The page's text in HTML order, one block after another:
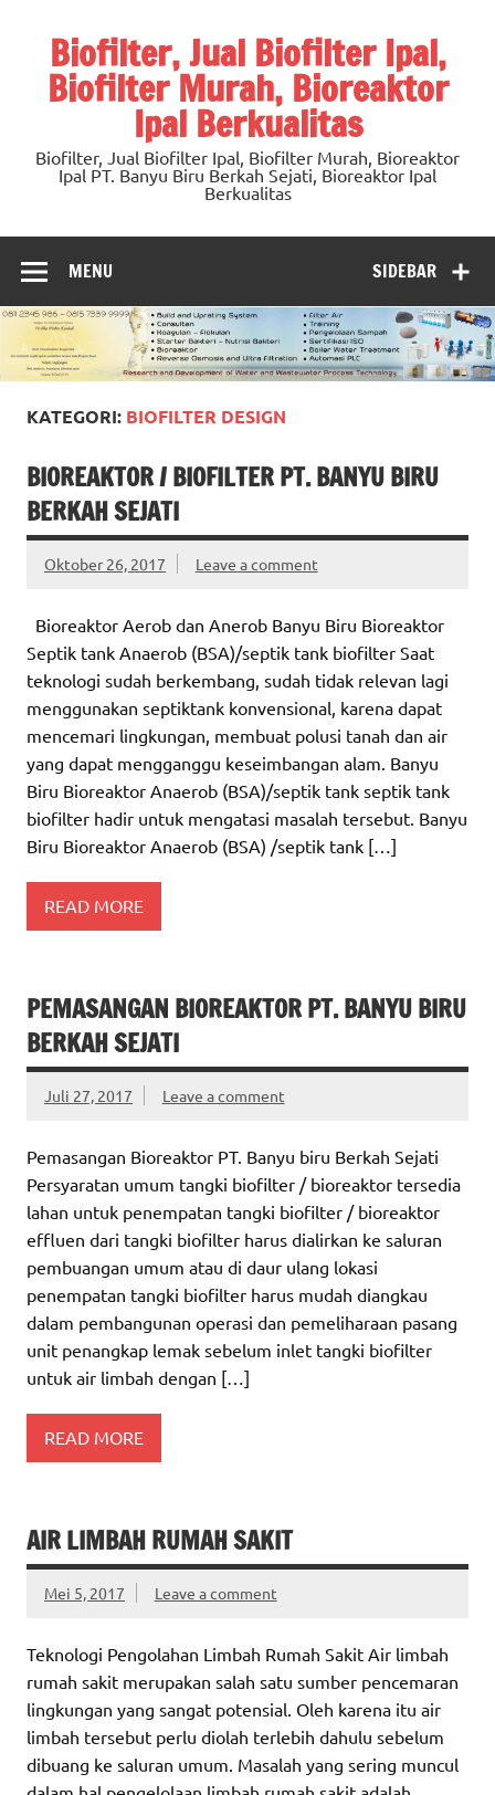
contentBiofilter, Jual Biofilter Ipal,
Biofilter Murah, Bioreaktor
Ipal Berkualitas
Biofilter, Jual Biofilter Ipal, Biofilter Murah, Bioreaktor
Ipal PT. Banyu Biru Berkah Sejati, Bioreaktor Ipal
Berkualitas
SIDEBAR
MENU
KATEGORI: BIOFILTER DESIGN
BIOREAKTOR / BIOFILTER PT. BANYU BIRU
BERKAH SEJATI
Oktober 26, 2017 Leave a comment
Bioreaktor Aerob dan Anerob Banyu Biru Bioreaktor
Septik tank Anaerob (BSA)/septik tank biofilter Saat
teknologi sudah berkembang, sudah tidak relevan lagi
menggunakan septiktank konvensional, karena dapat
mencemari lingkungan, membuat polusi tanah dan air
yang dapat mengganggu keseimbangan alam. Banyu
Biru Bioreaktor Anaerob (BSA)/septik tank septik tank
biofilter hadir untuk mengatasi masalah tersebut. Banyu
Biru Bioreaktor Anaerob (BSA) /septik tank […]
READ MORE
PEMASANGAN BIOREAKTOR PT. BANYU BIRU
BERKAH SEJATI
Juli 27, 2017 Leave a comment
Pemasangan Bioreaktor PT. Banyu biru Berkah Sejati
Persyaratan umum tangki biofilter / bioreaktor tersedia
lahan untuk penempatan tangki biofilter / bioreaktor
effluen dari tangki biofilter harus dialirkan ke saluran
pembuangan umum atau di daur ulang lokasi
penempatan tangki biofilter harus mudah diangkau
dalam pembangunan operasi dan pemeliharaan pasang
unit penangkap lemak sebelum inlet tangki biofilter
untuk air limbah dengan […]
READ MORE
AIR LIMBAH RUMAH SAKIT
Mei 5, 2017 Leave a comment
Teknologi Pengolahan Limbah Rumah Sakit Air limbah
rumah sakit merupakan salah satu sumber pencemaran
lingkungan yang sangat potensial. Oleh karena itu air
limbah tersebut perlu diolah terlebih dahulu sebelum
dibuang ke saluran umum. Masalah yang sering muncul